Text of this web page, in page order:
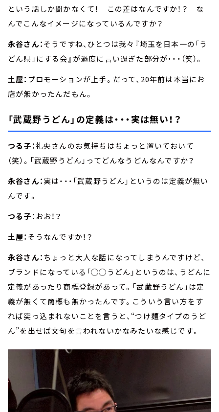
という話しか聞かなくて！ この差はなんですか！？ な
んでこんなイメージになっているんですか？
永谷さん：そうですね、ひとつは我々『埼玉を日本一の「う
どん県」にする会』が過度に言い過ぎた部分が・・・（笑）。
土屋： プロモーションが上手。だって、20年前は本当にお
店が無かったんだもん。
「武蔵野うどん」の定義は・・・実は無い！？
つる子：礼央さんのお気持ちはちょっと置いておいて
（笑）。「武蔵野うどん」ってどんなうどんなんですか？
永谷さん：実は・・・「武蔵野うどん」というのは定義が無い
んです。
つる子： おお！？
土屋： そうなんですか！？
永谷さん： ちょっと大人な話になってしまうんですけど、
ブランドになっている「◯◯うどん」というのは、うどんに
定義があったり商標登録があって。「武蔵野うどん」は定
義が無くて商標も無かったんです。こういう言い方をす
れば突っ込まれないことを言うと、“つけ麺タイプのうど
ん”を出せば文句を言われないかなみたいな感じです。